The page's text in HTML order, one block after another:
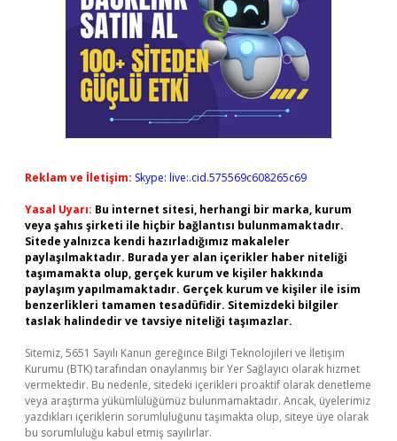
Reklam ve İletişim: Skype: live:.cid.575569c608265c69
Yasal Uyarı: Bu internet sitesi, herhangi bir marka, kurum
veya şahıs şirketi ile hiçbir bağlantısı bulunmamaktadır.
Sitede yalnızca kendi hazırladığımız makaleler
paylaşılmaktadır. Burada yer alan içerikler haber niteliği
taşımamakta olup, gerçek kurum ve kişiler hakkında
paylaşım yapılmamaktadır. Gerçek kurum ve kişiler ile isim
benzerlikleri tamamen tesadüfidir. Sitemizdeki bilgiler
taslak halindedir ve tavsiye niteliği taşımazlar.
Sitemiz, 5651 Sayılı Kanun gereğince Bilgi Teknolojileri ve İletişim
Kurumu (BTK) tarafından onaylanmış bir Yer Sağlayıcı olarak hizmet
vermektedir. Bu nedenle, sitedeki içerikleri proaktif olarak denetleme
veya araştırma yükümlülüğümüz bulunmamaktadır. Ancak, üyelerimiz
yazdıkları içeriklerin sorumluluğunu taşımakta olup, siteye üye olarak
bu sorumluluğu kabul etmiş sayılırlar.